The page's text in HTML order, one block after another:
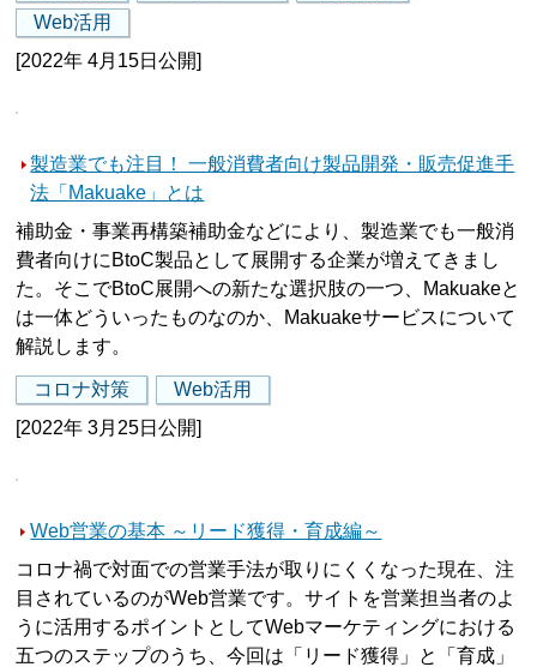
Web活用
[2022年 4月15日公開]
製造業でも注目！ 一般消費者向け製品開発・販売促進手
法「Makuake」とは
補助金・事業再構築補助金などにより、製造業でも一般消
費者向けにBtoC製品として展開する企業が増えてきまし
た。そこでBtoC展開への新たな選択肢の一つ、Makuakeと
は一体どういったものなのか、Makuakeサービスについて
解説します。
コロナ対策
Web活用
[2022年 3月25日公開]
Web営業の基本 ～リード獲得・育成編～
コロナ禍で対面での営業手法が取りにくくなった現在、注
目されているのがWeb営業です。サイトを営業担当者のよ
うに活用するポイントとしてWebマーケティングにおける
五つのステップのうち、今回は「リード獲得」と「育成」